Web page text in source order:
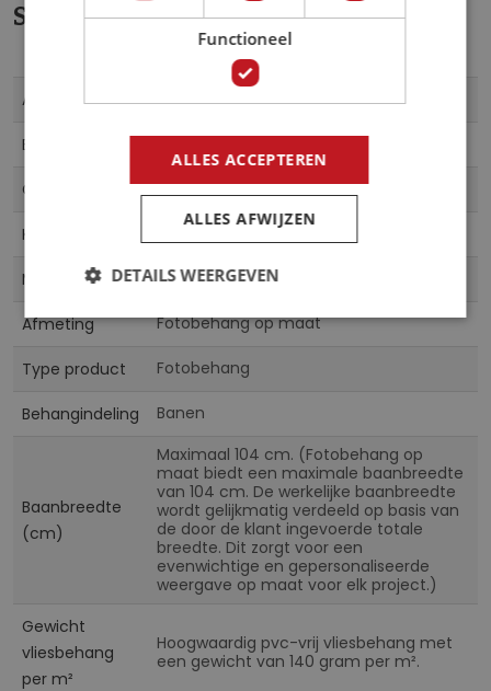
Specificaties
Artikelnummer 1068VE
EAN 5902066426891
Collectie CN
Kleur
Materiaal Vliesbehang & Vinylbehang
Afmeting Fotobehang op maat
Type product Fotobehang
Behangindeling Banen
Baanbreedte
(cm)
Maximaal 104 cm. (Fotobehang op
maat biedt een maximale baanbreedte
van 104 cm. De werkelijke baanbreedte
wordt gelijkmatig verdeeld op basis van
de door de klant ingevoerde totale
breedte. Dit zorgt voor een
evenwichtige en gepersonaliseerde
weergave op maat voor elk project.)
Gewicht
vliesbehang
per m²
Hoogwaardig pvc-vrij vliesbehang met
een gewicht van 140 gram per m².
Functioneel
ALLES ACCEPTEREN
ALLES AFWIJZEN
DETAILS WEERGEVEN